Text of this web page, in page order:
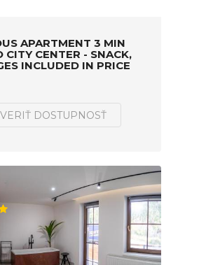
APARTMENT 3 MIN
CITY CENTER - SNACK,
INCLUDED IN PRICE
DOSTUPNOSŤ